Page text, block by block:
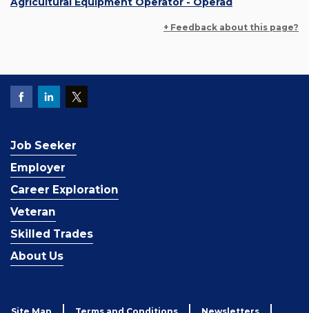
+ Feedback about this page?
Job Seeker
Employer
Career Exploration
Veteran
Skilled Trades
About Us